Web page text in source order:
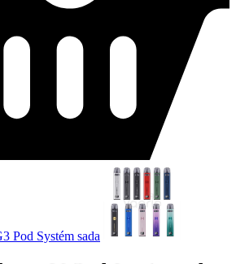
Pod Systém sada